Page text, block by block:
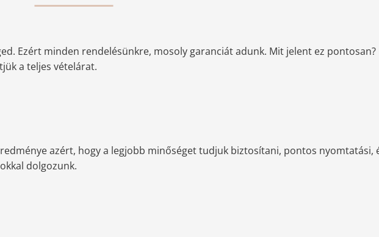
Ezért minden rendelésünkre, mosoly garanciát adunk. Mit jelent ez
a teljes vételárat.
azért, hogy a legjobb minőséget tudjuk biztosítani, pontos nyomtatási,
dolgozunk.